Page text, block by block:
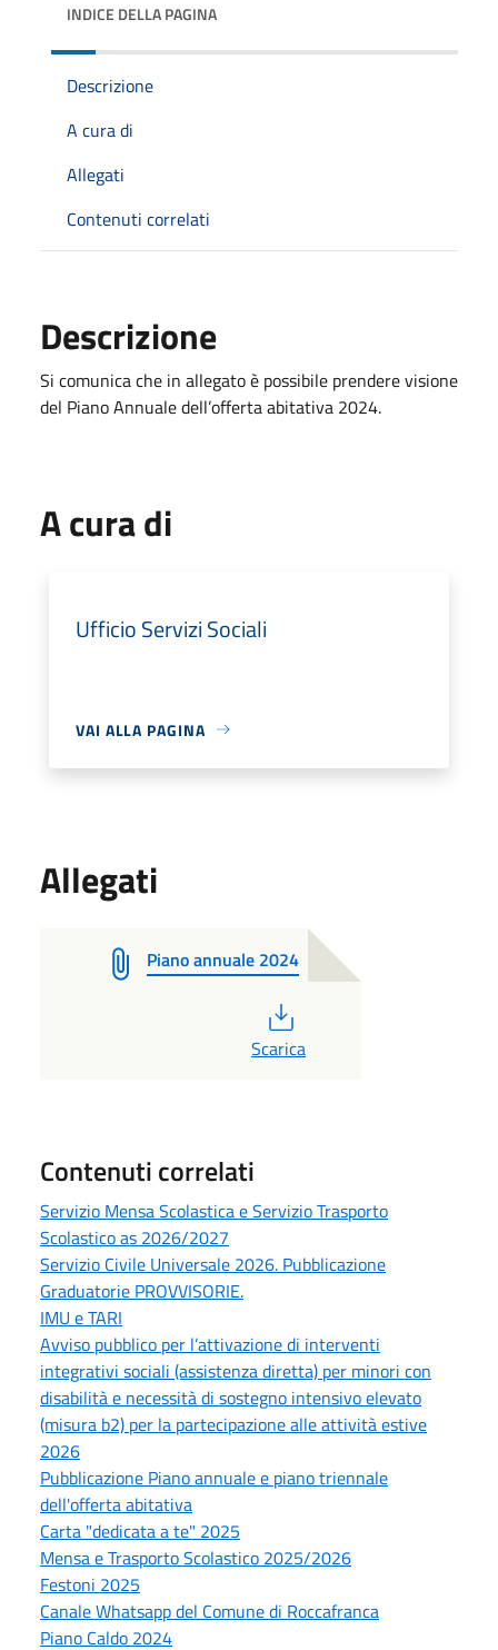
INDICE DELLA PAGINA
Descrizione
A cura di
Allegati
Contenuti correlati
Descrizione
Si comunica che in allegato è possibile prendere visione
del Piano Annuale dell’offerta abitativa 2024.
A cura di
Ufficio Servizi Sociali
VAI ALLA PAGINA
Allegati
Piano annuale 2024
Scarica
Contenuti correlati
Servizio Mensa Scolastica e Servizio Trasporto
Scolastico as 2026/2027
Servizio Civile Universale 2026. Pubblicazione
Graduatorie PROVVISORIE.
IMU e TARI
Avviso pubblico per l’attivazione di interventi
integrativi sociali (assistenza diretta) per minori con
disabilità e necessità di sostegno intensivo elevato
(misura b2) per la partecipazione alle attività estive
2026
Pubblicazione Piano annuale e piano triennale
dell'offerta abitativa
Carta "dedicata a te" 2025
Mensa e Trasporto Scolastico 2025/2026
Festoni 2025
Canale Whatsapp del Comune di Roccafranca
Piano Caldo 2024